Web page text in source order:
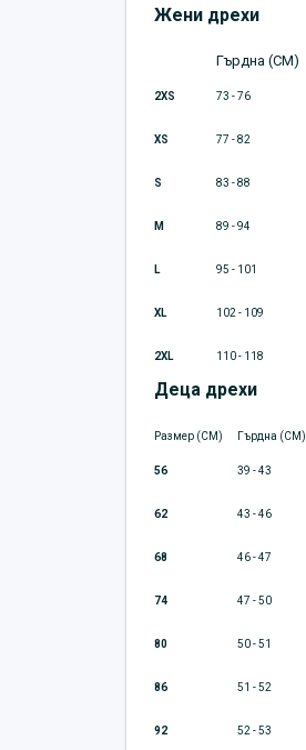
Жени дрехи
Гърдна (CM)
2XS 73 - 76
XS 77 - 82
S 83 - 88
M 89 - 94
L 95 - 101
XL 102 - 109
2XL 110 - 118
Деца дрехи
Размер (CM) Гърдна (CM)
56 39 - 43
62 43 - 46
68 46 - 47
74 47 - 50
80 50 - 51
86 51 - 52
92 52 - 53